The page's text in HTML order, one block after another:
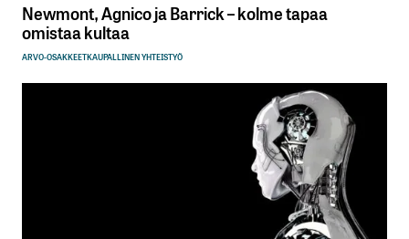
Newmont, Agnico ja Barrick – kolme tapaa
omistaa kultaa
ARVO-OSAKKEETKAUPALLINEN YHTEISTYÖ